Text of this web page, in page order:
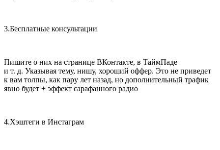
3.Бесплатные консультации
Пишите о них на странице ВКонтакте, в ТаймПаде
и т. д. Указывая тему, нишу, хороший оффер. Это не приведет
к вам толпы, как пару лет назад, но дополнительный трафик
явно будет + эффект сарафанного радио
4.Хэштеги в Инстаграм